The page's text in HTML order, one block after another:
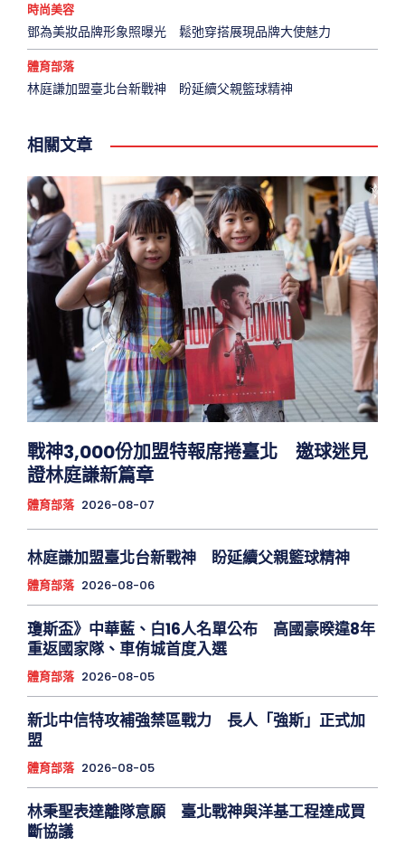
時尚美容
鄧為美妝品牌形象照曝光 鬆弛穿搭展現品牌大使魅力
體育部落
林庭謙加盟臺北台新戰神 盼延續父親籃球精神
相關文章
戰神3,000份加盟特報席捲臺北 邀球迷見
證林庭謙新篇章
體育部落 2026-08-07
林庭謙加盟臺北台新戰神 盼延續父親籃球精神
體育部落 2026-08-06
瓊斯盃》中華藍、白16人名單公布 高國豪暌違8年
重返國家隊、車侑城首度入選
體育部落 2026-08-05
新北中信特攻補強禁區戰力 長人「強斯」正式加
盟
體育部落 2026-08-05
林秉聖表達離隊意願 臺北戰神與洋基工程達成買
斷協議